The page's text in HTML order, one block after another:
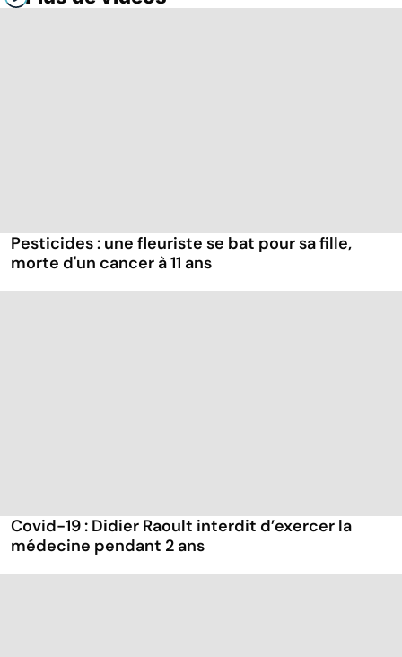
Pesticides : une fleuriste se bat pour sa fille,
morte d'un cancer à 11 ans
Covid-19 : Didier Raoult interdit d’exercer la
médecine pendant 2 ans